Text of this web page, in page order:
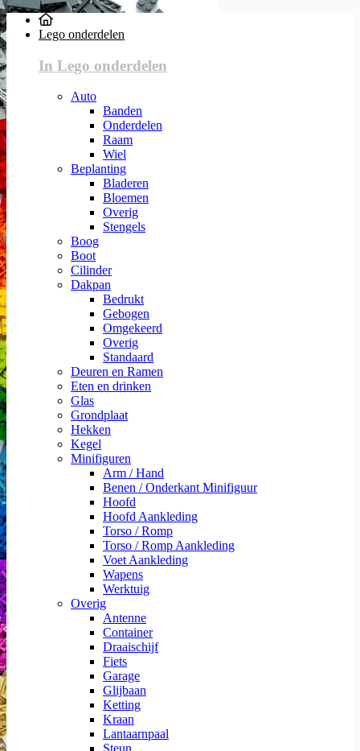
Lego onderdelen
In Lego onderdelen
Auto
Banden
Onderdelen
Raam
Wiel
Beplanting
Bladeren
Bloemen
Overig
Stengels
Boog
Boot
Cilinder
Dakpan
Bedrukt
Gebogen
Omgekeerd
Overig
Standaard
Deuren en Ramen
Eten en drinken
Glas
Grondplaat
Hekken
Kegel
Minifiguren
Arm / Hand
Benen / Onderkant Minifiguur
Hoofd
Hoofd Aankleding
Torso / Romp
Torso / Romp Aankleding
Voet Aankleding
Wapens
Werktuig
Overig
Antenne
Container
Draaischijf
Fiets
Garage
Glijbaan
Ketting
Kraan
Lantaarnpaal